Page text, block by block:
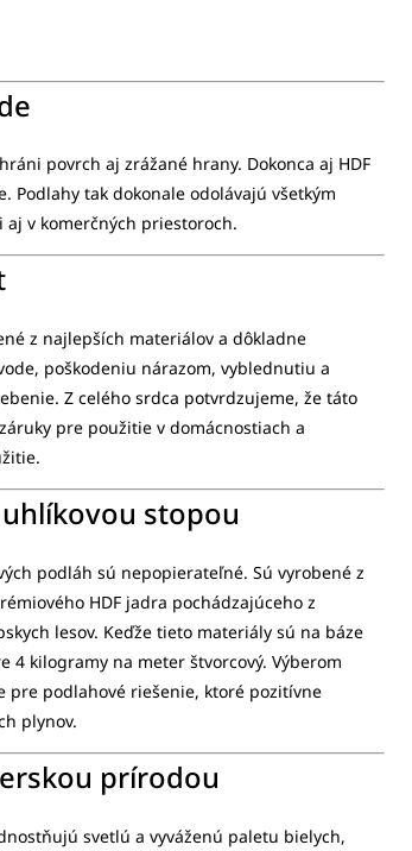
povrch aj zrážané hrany. Dokonca aj HDF
Podlahy tak dokonale odolávajú všetkým
v komerčných priestoroch.
z najlepších materiálov a dôkladne
poškodeniu nárazom, vyblednutiu a
Z celého srdca potvrdzujeme, že táto
pre použitie v domácnostiach a
stopou
podláh sú nepopierateľné. Sú vyrobené z
HDF jadra pochádzajúceho z
lesov. Keďže tieto materiály sú na báze
4 kilogramy na meter štvorcový. Výberom
pre podlahové riešenie, ktoré pozitívne
plynov.
prírodou
svetlú a vyváženú paletu bielych,